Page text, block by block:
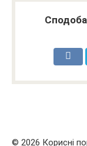
© 2026 Корисні